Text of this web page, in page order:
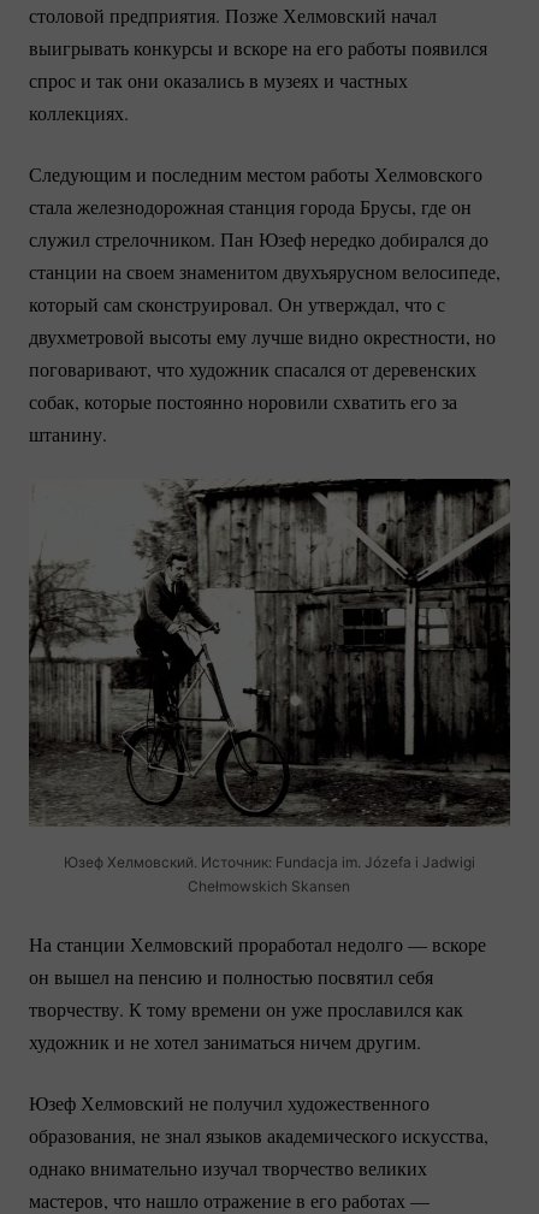
столовой предприятия. Позже Хелмовский начал
выигрывать конкурсы и вскоре на его работы появился
спрос и так они оказались в музеях и частных
коллекциях.
Следующим и последним местом работы Хелмовского
стала железнодорожная станция города Брусы, где он
служил стрелочником. Пан Юзеф нередко добирался до
станции на своем знаменитом двухъярусном велосипеде,
который сам сконструировал. Он утверждал, что с
двухметровой высоты ему лучше видно окрестности, но
поговаривают, что художник спасался от деревенских
собак, которые постоянно норовили схватить его за
штанину.
Юзеф Хелмовский. Источник: Fundacja im. Józefa i Jadwigi
Chełmowskich Skansen
На станции Хелмовский проработал недолго — вскоре
он вышел на пенсию и полностью посвятил себя
творчеству. К тому времени он уже прославился как
художник и не хотел заниматься ничем другим.
Юзеф Хелмовский не получил художественного
образования, не знал языков академического искусства,
однако внимательно изучал творчество великих
мастеров, что нашло отражение в его работах —